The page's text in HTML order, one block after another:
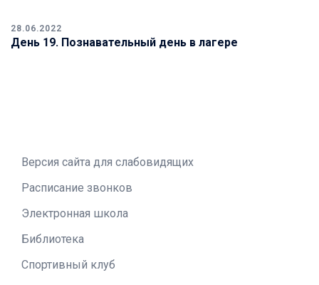
28.06.2022
День 19. Познавательный день в лагере
Версия сайта для слабовидящих
Расписание звонков
Электронная школа
Библиотека
Спортивный клуб